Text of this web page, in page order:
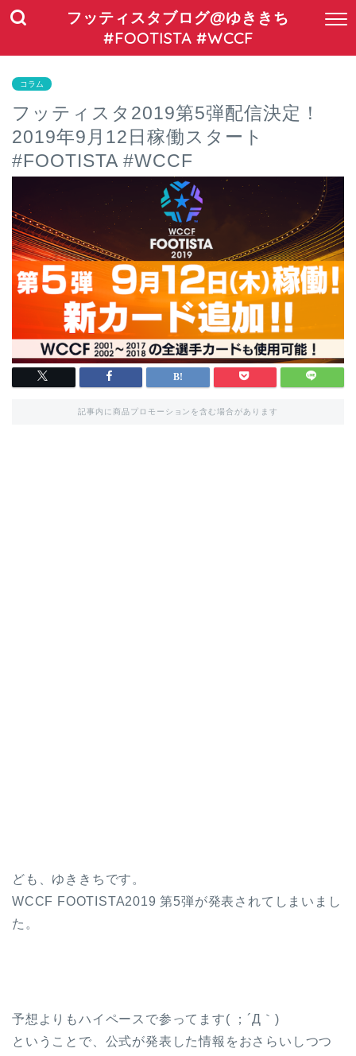
フッティスタブログ@ゆききち
#FOOTISTA #WCCF
コラム
フッティスタ2019第5弾配信決定！
2019年9月12日稼働スタート
#FOOTISTA #WCCF
記事内に商品プロモーションを含む場合があります
ども、ゆききちです。
WCCF FOOTISTA2019 第5弾が発表されてしまいまし
た。
予想よりもハイペースで参ってます( ；´Д｀)
ということで、公式が発表した情報をおさらいしつつ